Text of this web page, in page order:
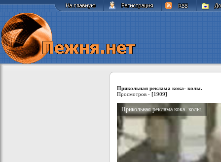
Прикольная реклама кока- колы.
Просмотров - [1909]
Прикольная реклама кока- колы.